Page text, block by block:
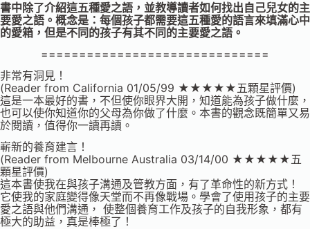
書中除了介紹這五種愛之語，並教導讀者如何找出自己兒女的主
要愛之語。概念是：每個孩子都需要這五種愛的語言來填滿心中
的愛箱，但是不同的孩子有其不同的主要愛之語。
==============================
非常有洞見！
(Reader from California 01/05/99 ★★★★★五顆星評價)
這是一本最好的書，不但使你眼界大開，知道能為孩子做什麼，
也可以使你知道你的父母為你做了什麼。本書的觀念既簡單又易
於閱讀，值得你一讀再讀。
嶄新的養育建言！
(Reader from Melbourne Australia 03/14/00 ★★★★★五
顆星評價)
這本書使我在與孩子溝通及管教方面，有了革命性的新方式！
它使我的家庭變得像天堂而不再像戰場。學會了使用孩子的主要
愛之語與他們溝通， 使整個養育工作及孩子的自我形象，都有
極大的助益，真是棒極了！